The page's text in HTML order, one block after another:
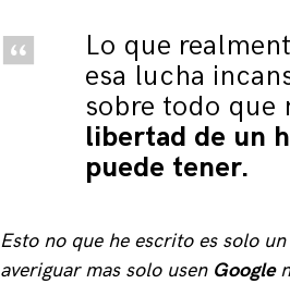
Lo que
esa lucha
sobre todo que
libertad de un
puede tener.
Esto no que he escrito es solo
averiguar mas solo usen Google